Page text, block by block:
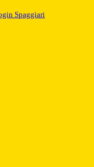
Spaggiari